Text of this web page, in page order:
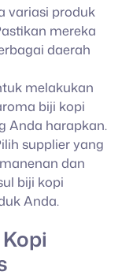
variasi produk
mereka
daerah
melakukan
biji kopi
Anda harapkan.
supplier yang
dan
biji kopi
Anda.